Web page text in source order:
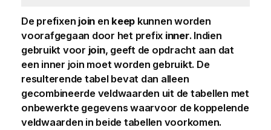
De prefixen join en keep kunnen worden
voorafgegaan door het prefix inner. Indien
gebruikt voor join, geeft de opdracht aan dat
een inner join moet worden gebruikt. De
resulterende tabel bevat dan alleen
gecombineerde veldwaarden uit de tabellen met
onbewerkte gegevens waarvoor de koppelende
veldwaarden in beide tabellen voorkomen.